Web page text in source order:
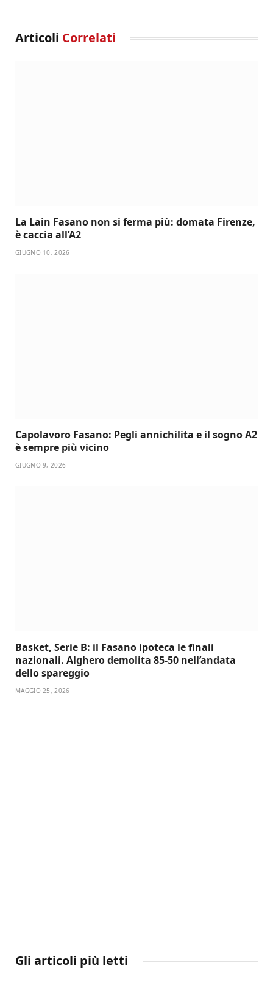
Articoli Correlati
La Lain Fasano non si ferma più: domata Firenze,
è caccia all’A2
GIUGNO 10, 2026
Capolavoro Fasano: Pegli annichilita e il sogno A2
è sempre più vicino
GIUGNO 9, 2026
Basket, Serie B: il Fasano ipoteca le finali
nazionali. Alghero demolita 85-50 nell’andata
dello spareggio
MAGGIO 25, 2026
Gli articoli più letti